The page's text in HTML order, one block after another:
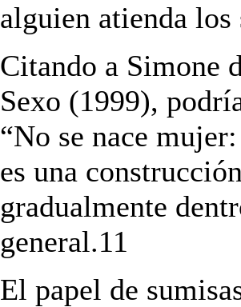
alguien atienda los
Citando a Simone
Sexo (1999),
“No se nace
es una
gradualmente
general.11
El papel de